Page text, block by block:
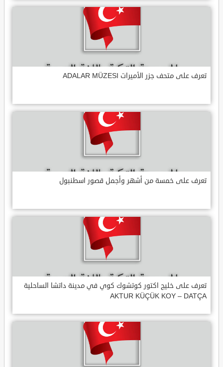
تعرف على متحف جزر الأميرات ADALAR MÜZESI
تعرف على خمسة من أشهر وأجمل قصور اسطنبول
تعرف على خليج اكتور كوتشوك كوي في مدينة داتشا الساحلية
AKTUR KÜÇÜK KOY – DATÇA